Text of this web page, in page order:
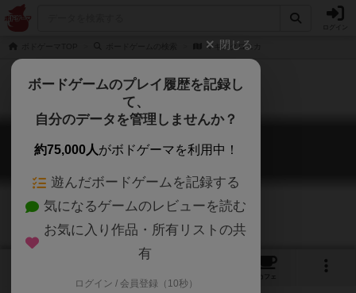
マギアクロニカ
マギアクロニカ
Magia Chronica
カフェ
閉じる
ボードゲームのプレイ履歴を記録し
て、
自分のデータを管理しませんか？
約75,000人がボドゲーマを利用中！
遊んだボードゲームを記録する
気になるゲームのレビューを読む
お気に入り作品・所有リストの共
有
ログイン / 会員登録（10秒）